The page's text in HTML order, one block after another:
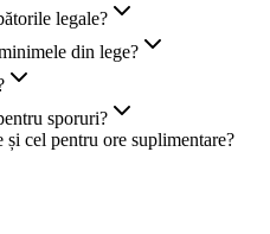
legale?
din lege?
sporuri?
cel pentru ore suplimentare?